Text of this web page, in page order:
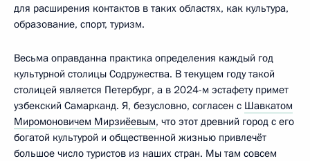
для расширения контактов в таких областях, как культура,
образование, спорт, туризм.
Весьма оправданна практика определения каждый год
культурной столицы Содружества. В текущем году такой
столицей является Петербург, а в 2024-м эстафету примет
узбекский Самарканд. Я, безусловно, согласен с Шавкатом
Миромоновичем Мирзиёевым, что этот древний город с его
богатой культурой и общественной жизнью привлечёт
большое число туристов из наших стран. Мы там совсем